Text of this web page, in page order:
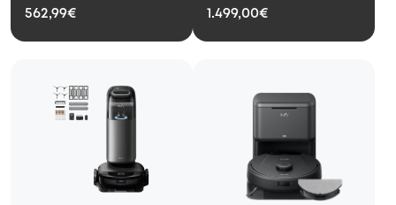
562,99€ 1.499,00€